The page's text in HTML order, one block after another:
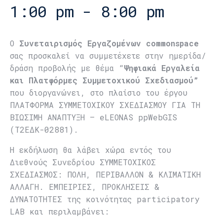
1:00 pm- 8:00 pm
Ο Συνεταιρισμός Εργαζομένων commonspace
σας προσκαλεί να συμμετέχετε στην ημερίδα/
δράση προβολής με θέμα “Ψηφιακά Εργαλεία
και Πλατφόρμες Συμμετοχικού Σχεδιασμού”
που διοργανώνει, στο πλαίσιο του έργου
ΠΛΑΤΦΟΡΜΑ ΣΥΜΜΕΤΟΧΙΚΟΥ ΣΧΕΔΙΑΣΜΟΥ ΓΙΑ ΤΗ
ΒΙΩΣΙΜΗ ΑΝΑΠΤΥΞΗ – eLEONAS ppWebGIS
(T2ΕΔΚ-02881).
Η εκδήλωση θα λάβει χώρα εντός του
Διεθνούς Συνεδρίου ΣΥΜΜΕΤΟΧΙΚΟΣ
ΣΧΕΔΙΑΣΜΟΣ: ΠΟΛΗ, ΠΕΡΙΒΑΛΛΟΝ & ΚΛΙΜΑΤΙΚΗ
ΑΛΛΑΓΗ. ΕΜΠΕΙΡΙΕΣ, ΠΡΟΚΛΗΣΕΙΣ &
ΔΥΝΑΤΟΤΗΤΕΣ της κοινότητας participatory
LAB και περιλαμβάνει: